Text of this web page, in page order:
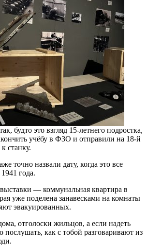
будто это взгляд 15-летнего подростка,
учёбу в ФЗО и отправили на 18-й
станку.
точно назвали дату, когда это все
года.
— коммунальная квартира в
уже поделена занавесками на комнаты
эвакуированных.
отголоски жильцов, а если надеть
как с тобой разговаривают из